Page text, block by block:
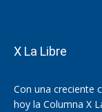
X La Libre
Con una creciente
hoy la Columna X